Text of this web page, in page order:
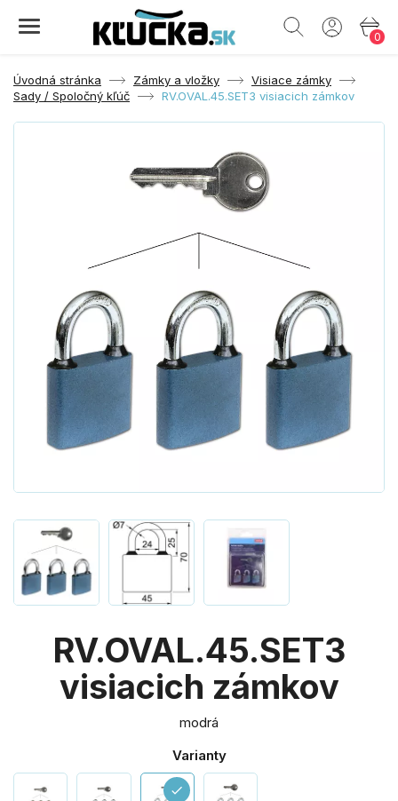
0
Úvodná stránka Zámky a vložky
Visiace zámky
Sady / Spoločný kľúč
RV.OVAL.45.SET3 visiacich zámkov
RV.OVAL.45.SET3
visiacich zámkov
modrá
Varianty
check